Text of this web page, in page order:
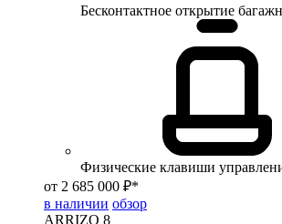
Бесконтактное открытие
Физические клавиши
от 2 685 000 ₽*
в наличии обзор
ARRIZO 8